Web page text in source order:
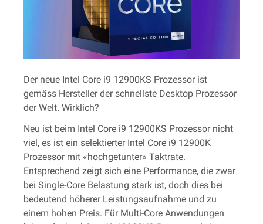
Der neue Intel Core i9 12900KS Prozessor ist
gemäss Hersteller der schnellste Desktop Prozessor
der Welt. Wirklich?
Neu ist beim Intel Core i9 12900KS Prozessor nicht
viel, es ist ein selektierter Intel Core i9 12900K
Prozessor mit «hochgetunter» Taktrate.
Entsprechend zeigt sich eine Performance, die zwar
bei Single-Core Belastung stark ist, doch dies bei
bedeutend höherer Leistungsaufnahme und zu
einem hohen Preis. Für Multi-Core Anwendungen